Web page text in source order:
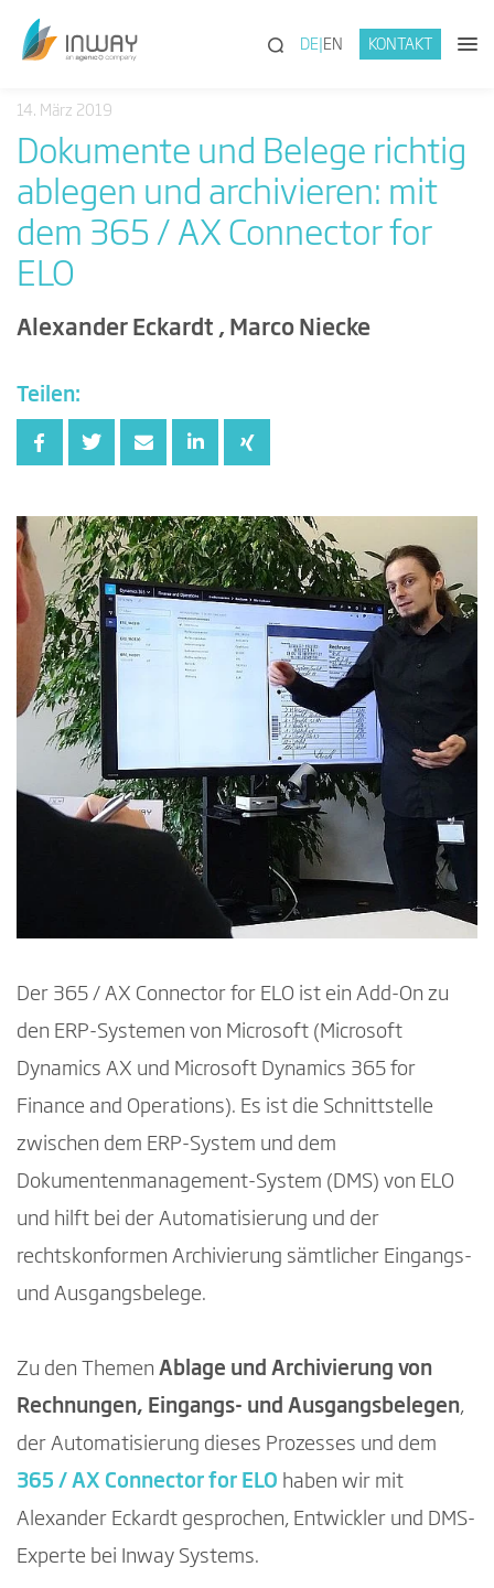
(SUCHE)
DE EN KONTAKT
14. März 2019
Dokumente und Belege richtig
ablegen und archivieren: mit
dem 365 / AX Connector for
ELO
Alexander Eckardt , Marco Niecke
Teilen:
Der 365 / AX Connector for ELO ist ein Add-On zu
den ERP-Systemen von Microsoft (Microsoft
Dynamics AX und Microsoft Dynamics 365 for
Finance and Operations). Es ist die Schnittstelle
zwischen dem ERP-System und dem
Dokumentenmanagement-System (DMS) von ELO
und hilft bei der Automatisierung und der
rechtskonformen Archivierung sämtlicher Eingangs-
und Ausgangsbelege.
Zu den Themen Ablage und Archivierung von
Rechnungen, Eingangs- und Ausgangsbelegen,
der Automatisierung dieses Prozesses und dem
365 / AX Connector for ELO haben wir mit
Alexander Eckardt gesprochen, Entwickler und DMS-
Experte bei Inway Systems.